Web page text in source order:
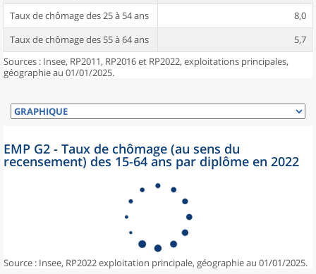
Taux de chômage des 25 à 54 ans
8,0
Taux de chômage des 55 à 64 ans
5,7
Sources : Insee, RP2011, RP2016 et RP2022, exploitations principales,
géographie au 01/01/2025.
EMP G2 - Taux de chômage (au sens du
recensement) des 15-64 ans par diplôme en 2022
Source : Insee, RP2022 exploitation principale, géographie au 01/01/2025.